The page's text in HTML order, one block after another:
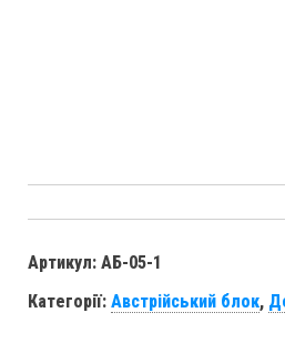
Артикул: АБ-05-1
Категорії: Австрійський блок,